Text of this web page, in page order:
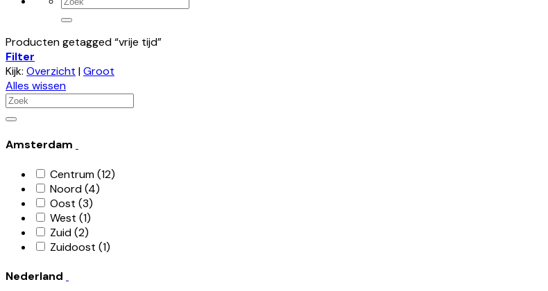
naar:
Producten getagged “vrije tijd”
Filter
Kijk: Overzicht |Groot
Alles wissen
Zoeken
naar:
Amsterdam
Centrum(12)
Noord(4)
Oost (3)
West (1)
Zuid(2)
Zuidoost (1)
Nederland